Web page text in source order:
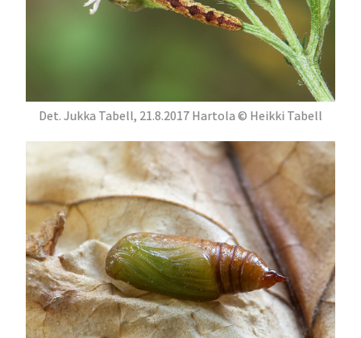
Det. Jukka Tabell, 21.8.2017 Hartola © Heikki Tabell